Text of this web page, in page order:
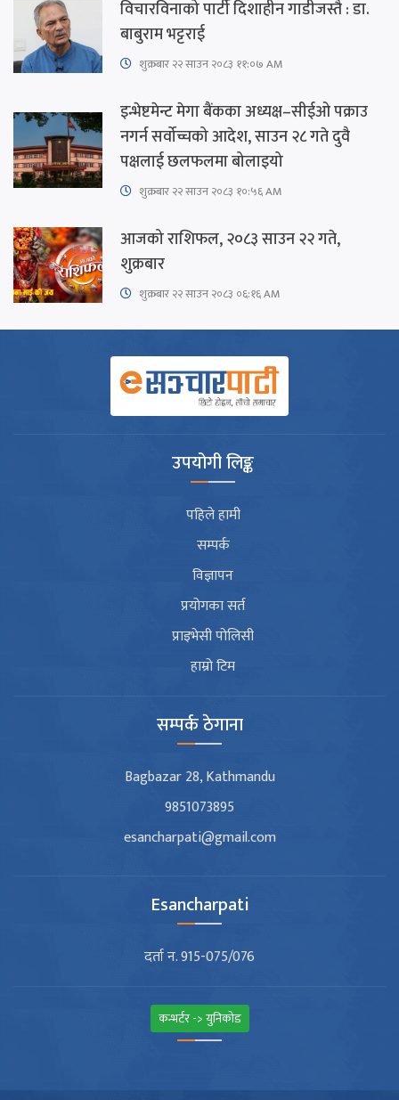
विचारविनाको पार्टी दिशाहीन गाडीजस्तै : डा.
बाबुराम भट्टराई
शुक्रबार​ २२ साउन २०८३ ११:०७ AM
इन्भेष्टमेन्ट मेगा बैंकका अध्यक्ष–सीईओ पक्राउ
नगर्न सर्वोच्चको आदेश, साउन २८ गते दुवै
पक्षलाई छलफलमा बोलाइयो
शुक्रबार​ २२ साउन २०८३ १०:५६ AM
आजको राशिफल, २०८३ साउन २२ गते,
शुक्रबार
शुक्रबार​ २२ साउन २०८३ ०६:१६ AM
उपयोगी लिङ्क
पहिले हामी
सम्पर्क
विज्ञापन
प्रयोगका सर्त
प्राइभेसी पोलिसी
हाम्रो टिम
सम्पर्क ठेगाना
Bagbazar 28, Kathmandu
9851073895
esancharpati@gmail.com
Esancharpati
दर्ता न. 915-075/076
कन्भर्टर -> युनिकोड